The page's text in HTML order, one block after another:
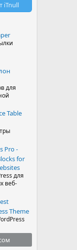
iTnull
для
Table
Pro -
for
для
веб-
Theme